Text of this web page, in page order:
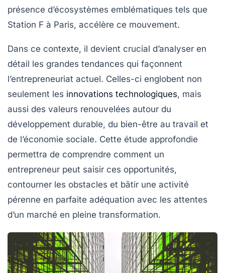
présence d’écosystèmes emblématiques tels que
Station F à Paris, accélère ce mouvement.
Dans ce contexte, il devient crucial d’analyser en
détail les grandes tendances qui façonnent
l’entrepreneuriat actuel. Celles-ci englobent non
seulement les innovations technologiques, mais
aussi des valeurs renouvelées autour du
développement durable, du bien-être au travail et
de l’économie sociale. Cette étude approfondie
permettra de comprendre comment un
entrepreneur peut saisir ces opportunités,
contourner les obstacles et bâtir une activité
pérenne en parfaite adéquation avec les attentes
d’un marché en pleine transformation.